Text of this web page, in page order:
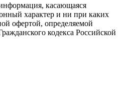
касающаяся
характер и ни при каких
офертой, определяемой
кодекса Российской